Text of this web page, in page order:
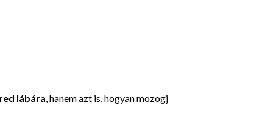
lábára , hanem azt is, hogyan mozogj